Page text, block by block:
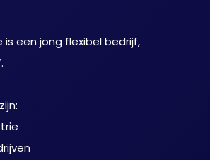
is een jong flexibel bedrijf,